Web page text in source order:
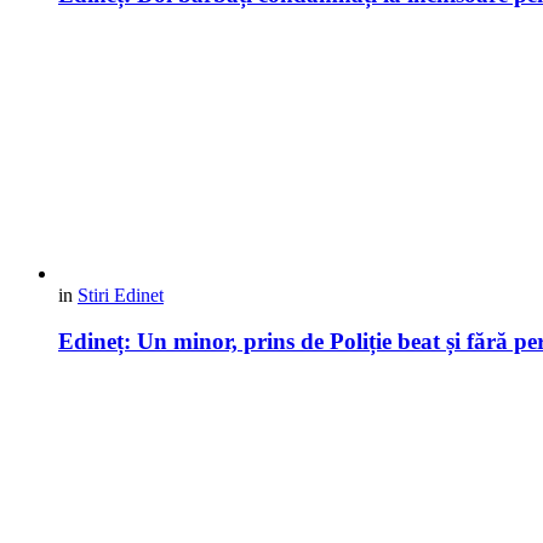
in Stiri Edinet
Edineț: Un minor, prins de Poliție beat și fără